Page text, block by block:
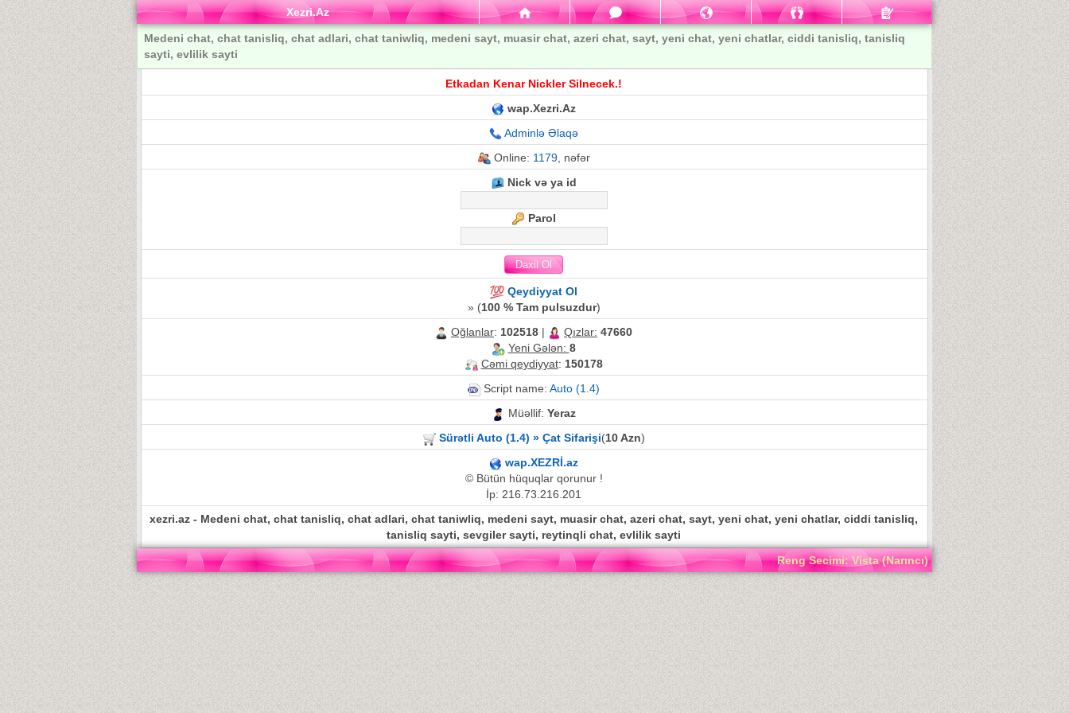
Xezri.Az
Medeni chat, chat tanisliq, chat adlari, chat taniwliq, medeni sayt, muasir chat, azeri chat, sayt, yeni chat, yeni chatlar, ciddi tanisliq, tanisliq
sayti, evlilik sayti
Etkadan Kenar Nickler Silnecek.!
wap.Xezri.Az
Adminlə Əlaqə
Online: 1179, nəfər
Nick və ya id
Parol
Qeydiyyat Ol
» (100 % Tam pulsuzdur)
Oğlanlar: 102518 | Qızlar: 47660
Yeni Gələn: 8
Cəmi qeydiyyat: 150178
Script name: Auto (1.4)
Müəllif: Yeraz
Sürətli Auto (1.4) » Çat Sifarişi(10 Azn)
wap.XEZRİ.az
© Bütün hüquqlar qorunur !
İp: 216.73.216.201
xezri.az - Medeni chat, chat tanisliq, chat adlari, chat taniwliq, medeni sayt, muasir chat, azeri chat, sayt, yeni chat, yeni chatlar, ciddi tanisliq,
tanisliq sayti, sevgiler sayti, reytinqli chat, evlilik sayti
Reng Secimi: Vista (Narıncı)